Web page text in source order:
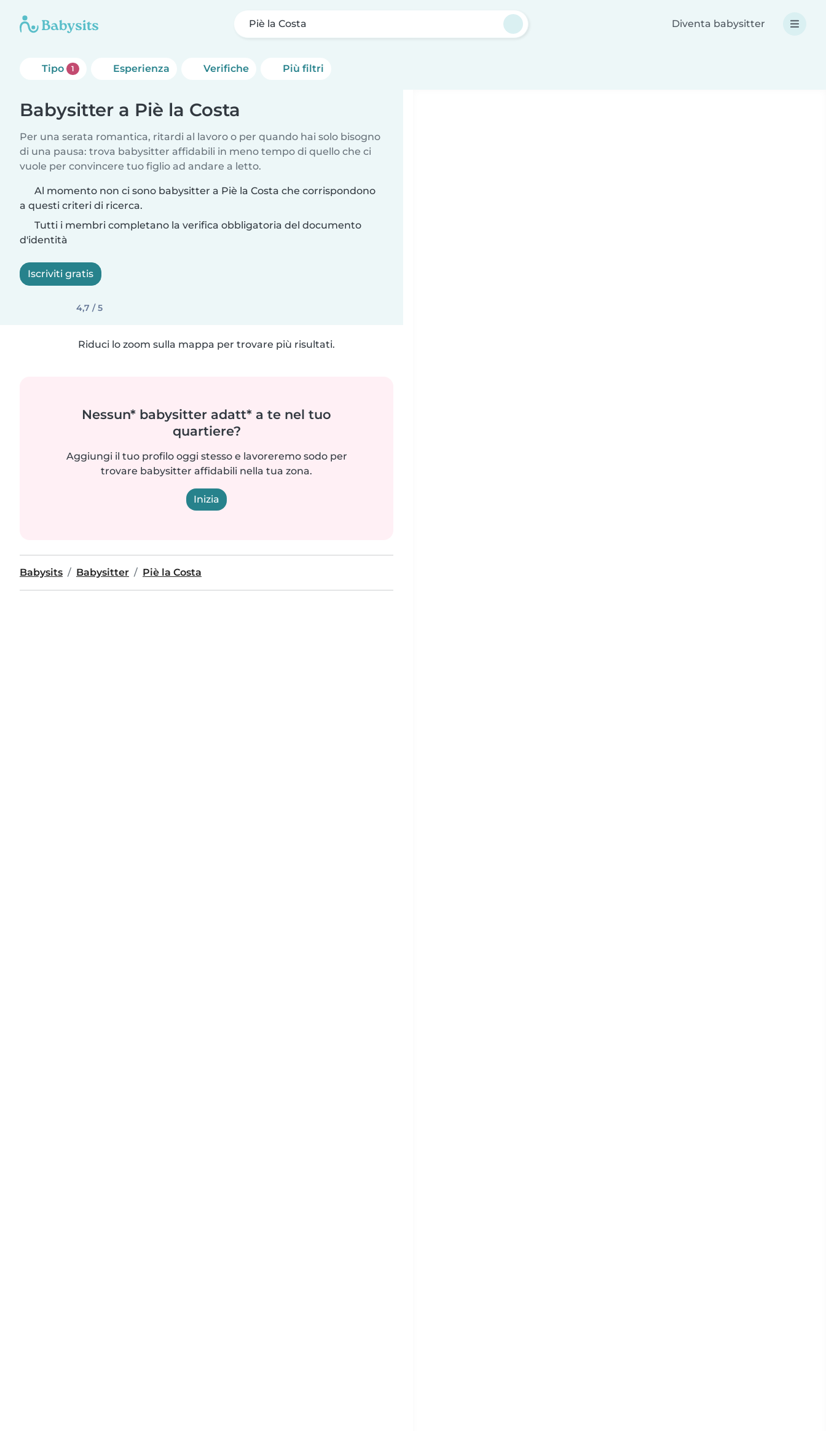
Piè la Costa Diventa babysitter
Tipo 1 Esperienza Verifiche Più filtri
Babysitter a Piè la Costa
Per una serata romantica, ritardi al lavoro o per quando hai solo bisogno
di una pausa: trova babysitter affidabili in meno tempo di quello che ci
vuole per convincere tuo figlio ad andare a letto.
Al momento non ci sono babysitter a Piè la Costa che corrispondono
a questi criteri di ricerca.
Tutti i membri completano la verifica obbligatoria del documento
d'identità
Iscriviti gratis
4,7 / 5
Riduci lo zoom sulla mappa per trovare più risultati.
Nessun* babysitter adatt* a te nel tuo
quartiere?
Aggiungi il tuo profilo oggi stesso e lavoreremo sodo per
trovare babysitter affidabili nella tua zona.
Inizia
Babysits Babysitter Piè la Costa